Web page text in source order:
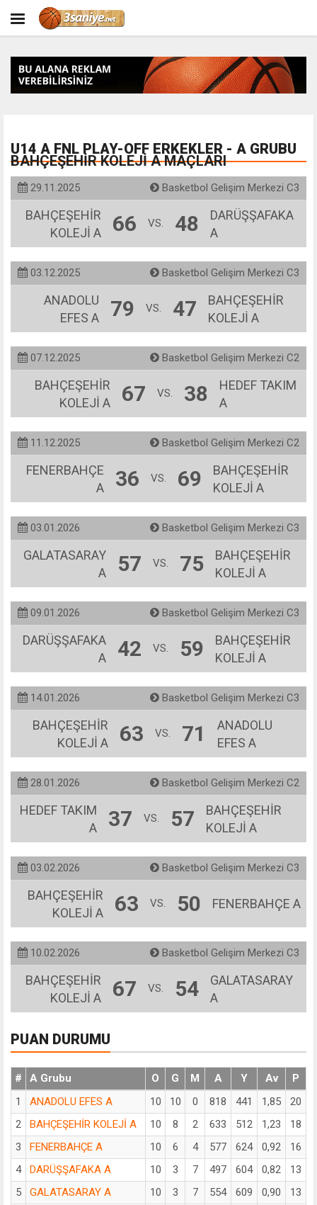
U14 A FNL PLAY-OFF ERKEKLER - A GRUBU
BAHÇEŞEHİR KOLEJİ A MAÇLARI
29.11.2025 Basketbol Gelişim Merkezi C3
BAHÇEŞEHİR
KOLEJİ A
66 VS. 48
DARÜŞŞAFAKA
A
03.12.2025 Basketbol Gelişim Merkezi C3
ANADOLU
EFES A
79 VS. 47
BAHÇEŞEHİR
KOLEJİ A
07.12.2025 Basketbol Gelişim Merkezi C2
BAHÇEŞEHİR
KOLEJİ A
67 VS. 38
HEDEF TAKIM
A
11.12.2025 Basketbol Gelişim Merkezi C2
FENERBAHÇE
A
36 VS. 69
BAHÇEŞEHİR
KOLEJİ A
03.01.2026 Basketbol Gelişim Merkezi C3
GALATASARAY
A
57 VS. 75
BAHÇEŞEHİR
KOLEJİ A
09.01.2026 Basketbol Gelişim Merkezi C3
DARÜŞŞAFAKA
A
42 VS. 59
BAHÇEŞEHİR
KOLEJİ A
14.01.2026 Basketbol Gelişim Merkezi C3
BAHÇEŞEHİR
KOLEJİ A
63 VS. 71
ANADOLU
EFES A
28.01.2026 Basketbol Gelişim Merkezi C2
HEDEF TAKIM
A
37 VS. 57
BAHÇEŞEHİR
KOLEJİ A
03.02.2026 Basketbol Gelişim Merkezi C3
BAHÇEŞEHİR
KOLEJİ A
63 VS. 50 FENERBAHÇE A
10.02.2026 Basketbol Gelişim Merkezi C3
BAHÇEŞEHİR
KOLEJİ A
67 VS. 54
GALATASARAY
A
PUAN DURUMU
# A Grubu O G M A Y Av
P
1
ANADOLU EFES A 10 10 0 818 441 1,85
20
2
BAHÇEŞEHİR KOLEJİ A 10 8 2 633 512 1,23
18
3
FENERBAHÇE A 10 6 4 577 624 0,92
16
4
DARÜŞŞAFAKA A 10 3 7 497 604 0,82
13
5
GALATASARAY A 10 3 7 554 609 0,90
13